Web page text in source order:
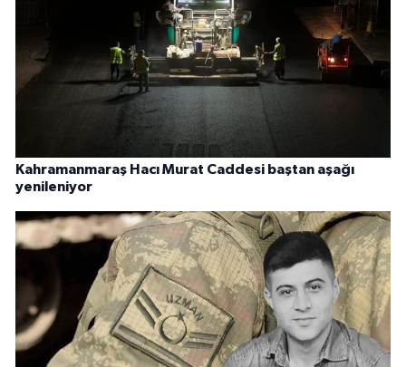
Kahramanmaraş Hacı Murat Caddesi baştan aşağı
yenileniyor